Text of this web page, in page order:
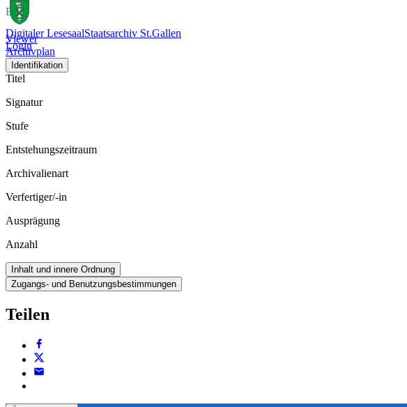
Digitaler LesesaalStaatsarchiv St.Gallen
Login
Bild
Viewer
Archivplan
Identifikation
Titel
Signatur
Stufe
Entstehungszeitraum
Archivalienart
Verfertiger/-in
Ausprägung
Anzahl
Inhalt und innere Ordnung
Zugangs- und Benutzungsbestimmungen
Teilen